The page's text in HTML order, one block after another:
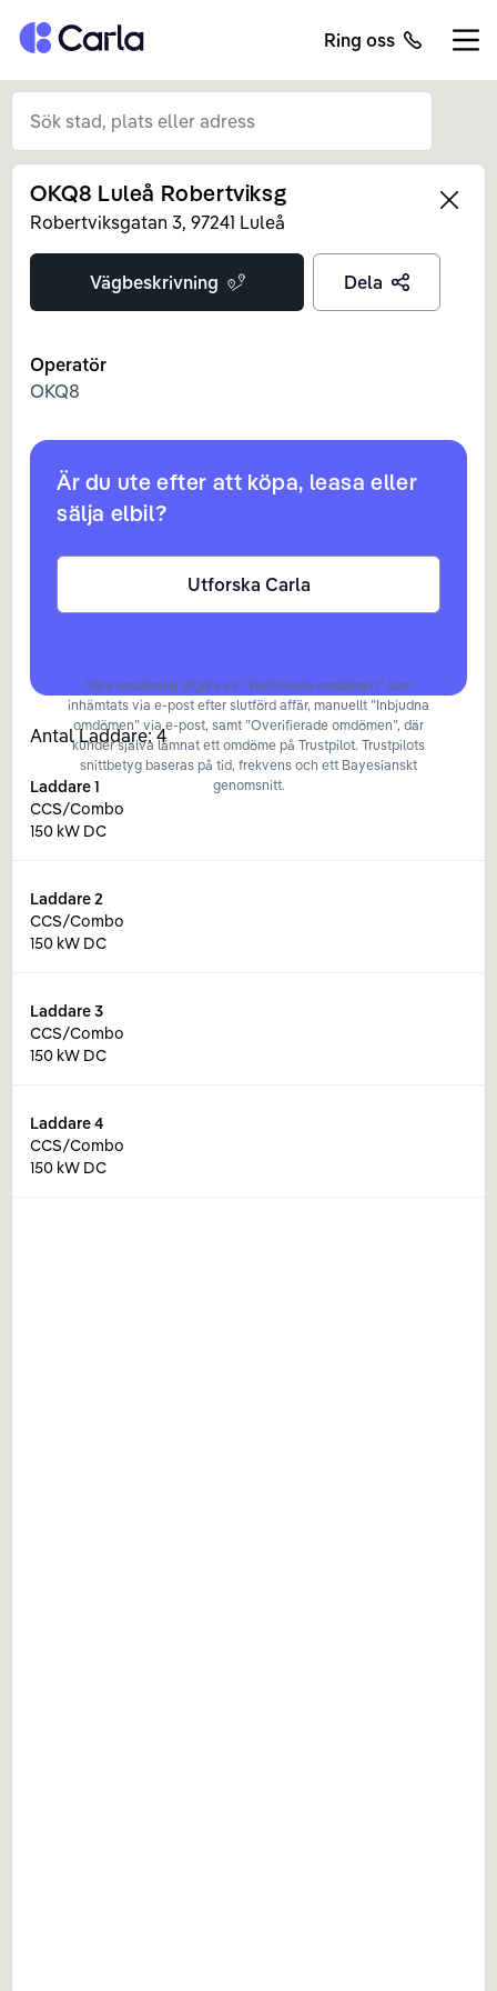
Tillbaka till startsidan Ring oss
Left
OKQ8 Luleå Robertviksg
Robertviksgatan 3, 97241 Luleå
Vägbeskrivning Dela
Operatör
OKQ8
Är du ute efter att köpa, leasa eller
sälja elbil?
Utforska Carla
Våra omdömen utgörs av ”Verifierade omdömen” som
inhämtats via e-post efter slutförd affär, manuellt ”Inbjudna
omdömen” via e-post, samt ”Overifierade omdömen”, där
kunder själva lämnat ett omdöme på Trustpilot. Trustpilots
snittbetyg baseras på tid, frekvens och ett Bayesianskt
genomsnitt.
Antal Laddare:4
Laddare1
CCS/Combo
150 kW DC
Laddare2
CCS/Combo
150 kW DC
Laddare3
CCS/Combo
150 kW DC
Laddare4
CCS/Combo
150 kW DC